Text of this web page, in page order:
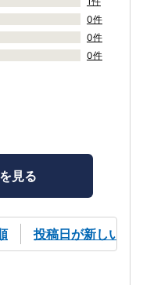
0件
0件
0件
見る
投稿日が新しい順